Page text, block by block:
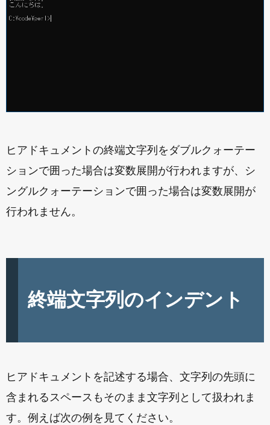
ヒアドキュメントの終端文字列をダブルクォーテー
ションで囲った場合は変数展開が行われますが、シ
ングルクォーテーションで囲った場合は変数展開が
行われません。
終端文字列のインデント
ヒアドキュメントを記述する場合、文字列の先頭に
含まれるスペースもそのまま文字列として扱われま
す。例えば次の例を見てください。